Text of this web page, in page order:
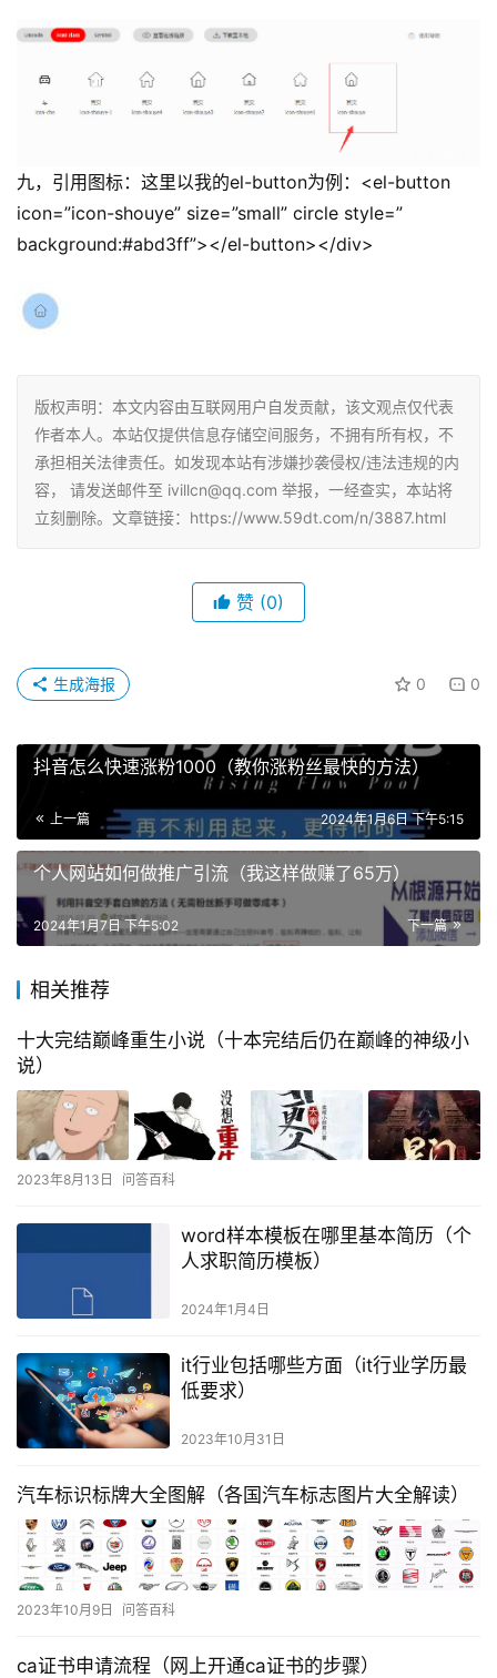
九，引用图标：这里以我的el-button为例：<el-button
icon=”icon-shouye” size=”small” circle style=”
background:#abd3ff”></el-button></div>
版权声明：本文内容由互联网用户自发贡献，该文观点仅代表
作者本人。本站仅提供信息存储空间服务，不拥有所有权，不
承担相关法律责任。如发现本站有涉嫌抄袭侵权/违法违规的内
容， 请发送邮件至 ivillcn@qq.com 举报，一经查实，本站将
立刻删除。文章链接：https://www.59dt.com/n/3887.html
赞 (0)
0 0
生成海报
抖音怎么快速涨粉1000（教你涨粉丝最快的方法）
上一篇 2024年1月6日 下午5:15
个人网站如何做推广引流（我这样做赚了65万）
下一篇
2024年1月7日 下午5:02
相关推荐
十大完结巅峰重生小说（十本完结后仍在巅峰的神级小
说）
2023年8月13日 问答百科
word样本模板在哪里基本简历（个
人求职简历模板）
2024年1月4日
it行业包括哪些方面（it行业学历最
低要求）
2023年10月31日
汽车标识标牌大全图解（各国汽车标志图片大全解读）
2023年10月9日 问答百科
ca证书申请流程（网上开通ca证书的步骤）